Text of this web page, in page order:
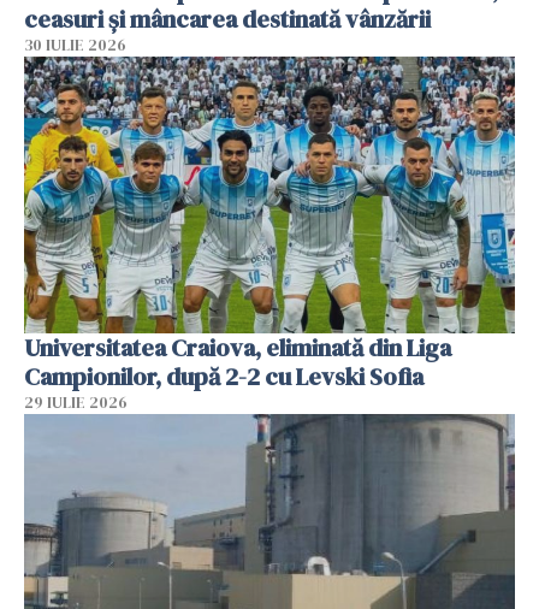
ceasuri și mâncarea destinată vânzării
30 IULIE 2026
Universitatea Craiova, eliminată din Liga
Campionilor, după 2-2 cu Levski Sofia
29 IULIE 2026